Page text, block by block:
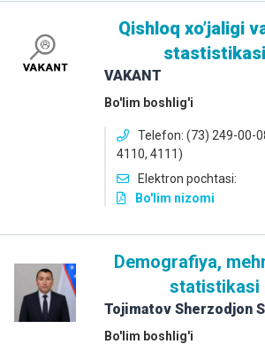
Qishloq xoʼjaligi
stastistikasi
VAKANT
Bo'lim boshlig'i
Telefon: (73) 249-00-
4110, 4111)
Elektron pochtasi:
Bo'lim nizomi
Demografiya,
statistikasi
Tojimatov Sherzodjon
Bo'lim boshlig'i